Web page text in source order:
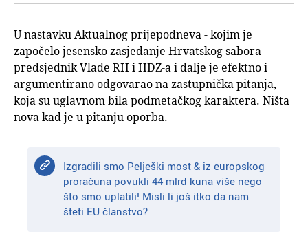
U nastavku Aktualnog prijepodneva - kojim je
započelo jesensko zasjedanje Hrvatskog sabora -
predsjednik Vlade RH i HDZ-a i dalje je efektno i
argumentirano odgovarao na zastupnička pitanja,
koja su uglavnom bila podmetačkog karaktera. Ništa
nova kad je u pitanju oporba.
Izgradili smo Pelješki most & iz europskog
proračuna povukli 44 mlrd kuna više nego
što smo uplatili! Misli li još itko da nam
šteti EU članstvo?